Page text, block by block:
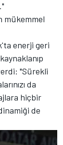
mükemmel
enerji geri
"Sürekli
da
hiçbir
de